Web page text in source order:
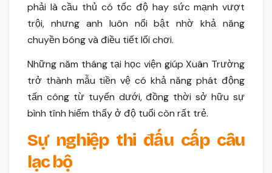
phải là cầu thủ có tốc độ hay sức mạnh vượt
trội, nhưng anh luôn nổi bật nhờ khả năng
chuyền bóng và điều tiết lối chơi.
Những năm tháng tại học viện giúp Xuân Trường
trở thành mẫu tiền vệ có khả năng phát động
tấn công từ tuyến dưới, đồng thời sở hữu sự
bình tĩnh hiếm thấy ở độ tuổi còn rất trẻ.
Sự nghiệp thi đấu cấp câu
lạc bộ